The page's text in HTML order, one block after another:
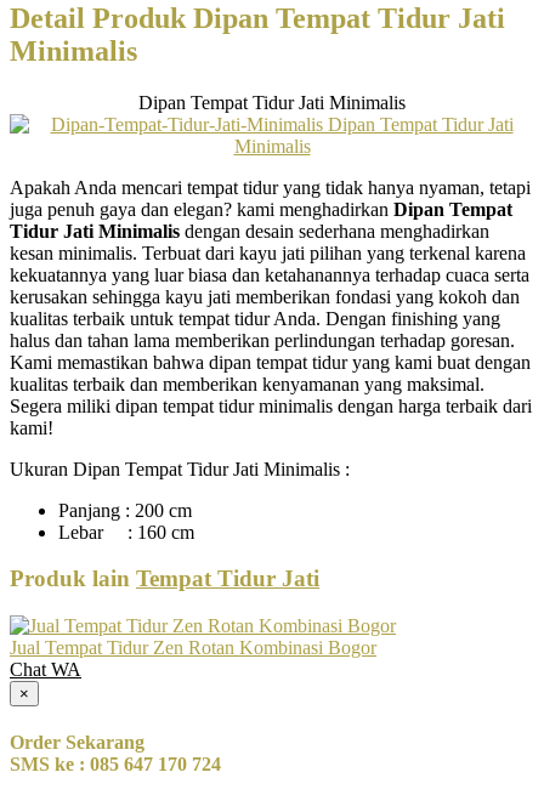
Detail Produk Dipan Tempat Tidur Jati
Minimalis
Dipan Tempat Tidur Jati Minimalis
Apakah Anda mencari tempat tidur yang tidak hanya nyaman, tetapi
juga penuh gaya dan elegan? kami menghadirkan Dipan Tempat
Tidur Jati Minimalis dengan desain sederhana menghadirkan
kesan minimalis. Terbuat dari kayu jati pilihan yang terkenal karena
kekuatannya yang luar biasa dan ketahanannya terhadap cuaca serta
kerusakan sehingga kayu jati memberikan fondasi yang kokoh dan
kualitas terbaik untuk tempat tidur Anda. Dengan finishing yang
halus dan tahan lama memberikan perlindungan terhadap goresan.
Kami memastikan bahwa dipan tempat tidur yang kami buat dengan
kualitas terbaik dan memberikan kenyamanan yang maksimal.
Segera miliki dipan tempat tidur minimalis dengan harga terbaik dari
kami!
Ukuran Dipan Tempat Tidur Jati Minimalis :
Panjang : 200 cm
Lebar : 160 cm
Produk lain Tempat Tidur Jati
Jual Tempat Tidur Zen Rotan Kombinasi Bogor
Chat WA
×
Order Sekarang
SMS ke : 085 647 170 724